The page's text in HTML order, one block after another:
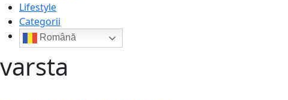
Lifestyle
Categorii
Română
varsta